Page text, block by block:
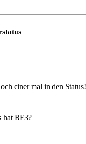
einer mal in den Status!
hat BF3?